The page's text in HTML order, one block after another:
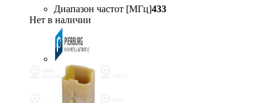
Диапазон частот [МГц]433
Нет в наличии